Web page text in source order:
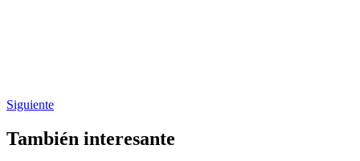
Siguiente
También interesante